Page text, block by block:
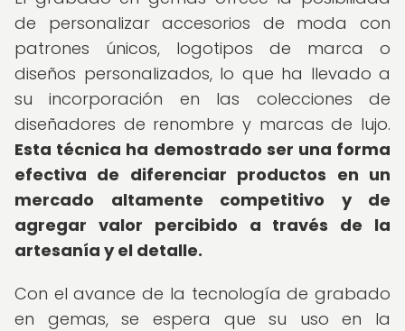
de personalizar accesorios de moda con
patrones únicos, logotipos de marca o
diseños personalizados, lo que ha llevado a
su incorporación en las colecciones de
diseñadores de renombre y marcas de lujo.
Esta técnica ha demostrado ser una forma
efectiva de diferenciar productos en un
mercado altamente competitivo y de
agregar valor percibido a través de la
artesanía y el detalle.
Con el avance de la tecnología de grabado
en gemas, se espera que su uso en la